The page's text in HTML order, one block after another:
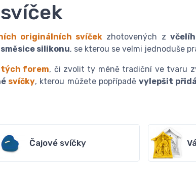
originálních svíček zhotovených z
silikonu, se kterou se velmi jednoduše
forem, či zvolit ty méně tradiční ve tvaru
svíčky, kterou můžete popřípadě vylepšit
Čajové svíčky